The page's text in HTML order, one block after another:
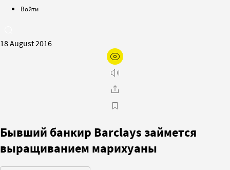
Войти
18 August 2016
Бывший банкир Barclays займется
выращиванием марихуаны